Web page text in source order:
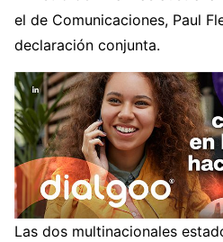
el de Comunicaciones, Paul
declaración conjunta.
Las dos multinacionales